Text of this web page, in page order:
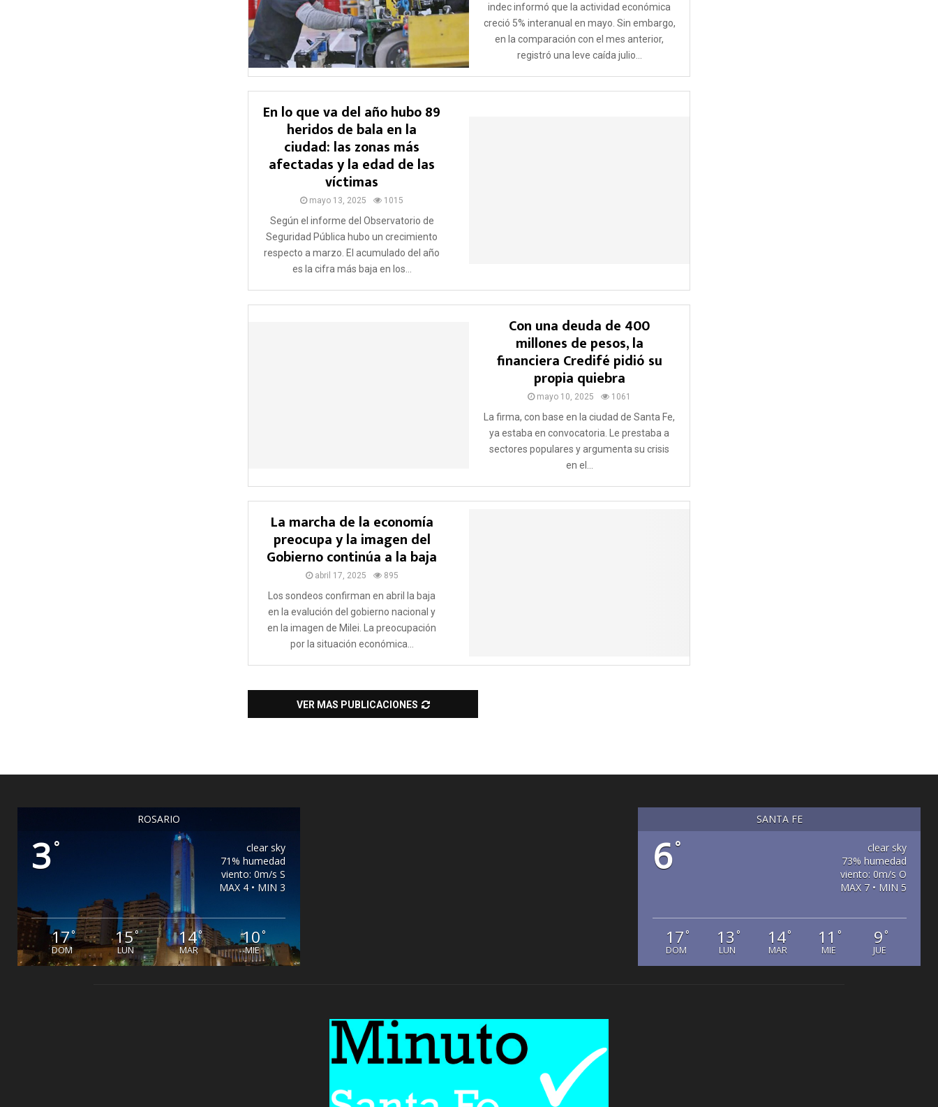
indec informó que la actividad económica
creció 5% interanual en mayo. Sin embargo,
en la comparación con el mes anterior,
registró una leve caída julio...
En lo que va del año hubo 89
heridos de bala en la
ciudad: las zonas más
afectadas y la edad de las
víctimas
mayo 13, 2025 1015
Según el informe del Observatorio de
Seguridad Pública hubo un crecimiento
respecto a marzo. El acumulado del año
es la cifra más baja en los...
Con una deuda de 400
millones de pesos, la
financiera Credifé pidió su
propia quiebra
mayo 10, 2025 1061
La firma, con base en la ciudad de Santa Fe,
ya estaba en convocatoria. Le prestaba a
sectores populares y argumenta su crisis
en el...
La marcha de la economía
preocupa y la imagen del
Gobierno continúa a la baja
abril 17, 2025 895
Los sondeos confirman en abril la baja
en la evalución del gobierno nacional y
en la imagen de Milei. La preocupación
por la situación económica...
VER MAS PUBLICACIONES
ROSARIO
3°
clear sky
71% humedad
viento: 0m/s S
MAX 4 • MIN 3
17°
DOM
15°
LUN
14°
MAR
10°
MIE
SANTA FE
6°
clear sky
73% humedad
viento: 0m/s O
MAX 7 • MIN 5
17°
DOM
13 °
LUN
14°
MAR
11 °
MIE
9°
JUE